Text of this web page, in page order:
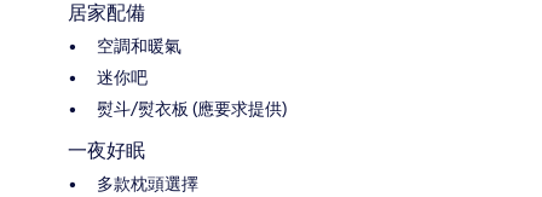
居家配備
空調和暖氣
迷你吧
熨斗/熨衣板 (應要求提供)
一夜好眠
多款枕頭選擇